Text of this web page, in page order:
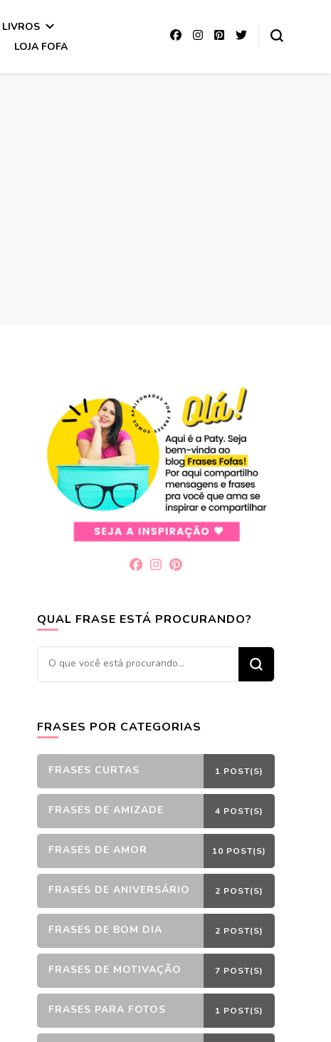
LIVROS
LOJA FOFA
QUAL FRASE ESTÁ PROCURANDO?
Procurando
algo?
FRASES POR CATEGORIAS
FRASES CURTAS 1 POST(S)
FRASES DE AMIZADE 4 POST(S)
FRASES DE AMOR 10 POST(S)
FRASES DE ANIVERSÁRIO 2 POST(S)
FRASES DE BOM DIA 2 POST(S)
FRASES DE MOTIVAÇÃO 7 POST(S)
FRASES PARA FOTOS 1 POST(S)